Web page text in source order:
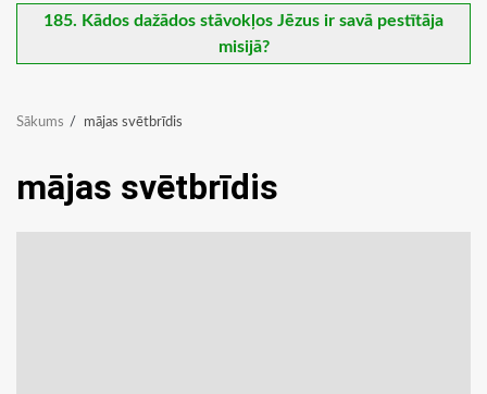
185. Kādos dažādos stāvokļos Jēzus ir savā pestītāja
misijā?
Sākums mājas svētbrīdis
mājas svētbrīdis